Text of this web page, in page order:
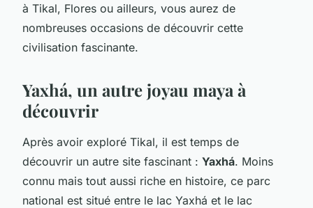
à Tikal, Flores ou ailleurs, vous aurez de
nombreuses occasions de découvrir cette
civilisation fascinante.
Yaxhá, un autre joyau maya à
découvrir
Après avoir exploré Tikal, il est temps de
découvrir un autre site fascinant : Yaxhá. Moins
connu mais tout aussi riche en histoire, ce parc
national est situé entre le lac Yaxhá et le lac